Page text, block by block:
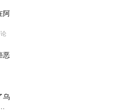
阿
恶
乌
?